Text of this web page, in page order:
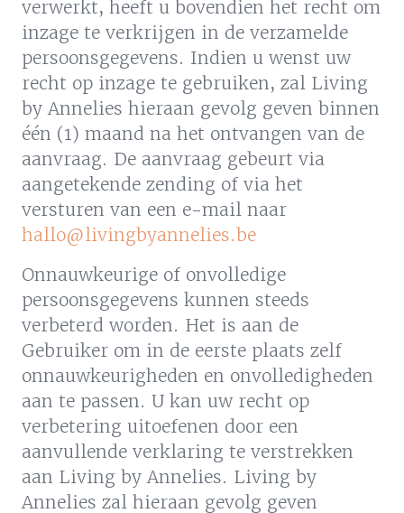
verwerkt, heeft u bovendien het recht om
inzage te verkrijgen in de verzamelde
persoonsgegevens. Indien u wenst uw
recht op inzage te gebruiken, zal Living
by Annelies hieraan gevolg geven binnen
één (1) maand na het ontvangen van de
aanvraag. De aanvraag gebeurt via
aangetekende zending of via het
versturen van een e-mail naar
hallo@livingbyannelies.be
Onnauwkeurige of onvolledige
persoonsgegevens kunnen steeds
verbeterd worden. Het is aan de
Gebruiker om in de eerste plaats zelf
onnauwkeurigheden en onvolledigheden
aan te passen. U kan uw recht op
verbetering uitoefenen door een
aanvullende verklaring te verstrekken
aan Living by Annelies. Living by
Annelies zal hieraan gevolg geven